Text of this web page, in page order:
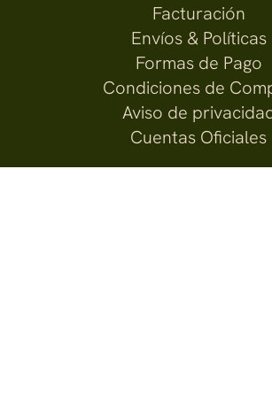
Facturación
Envíos & Políticas
Formas de Pago
Condiciones de
Aviso de
Cuentas Oficiales